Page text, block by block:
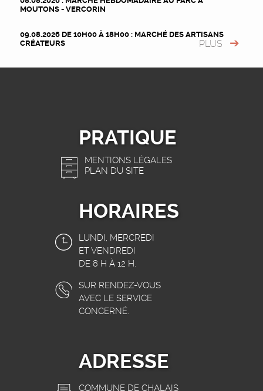
MOUTONS - VERCORIN
09.08.2026 DE 10H00 À 18H00 : MARCHÉ DES ARTISANS
CRÉATEURS
PLUS
PRATIQUE
MENTIONS LÉGALES
PLAN DU SITE
HORAIRES
LUNDI, MERCREDI
ET VENDREDI
DE 8 H À 12 H.
SUR RENDEZ-VOUS
AVEC LE SERVICE
CONCERNÉ.
ADRESSE
COMMUNE DE CHALAIS